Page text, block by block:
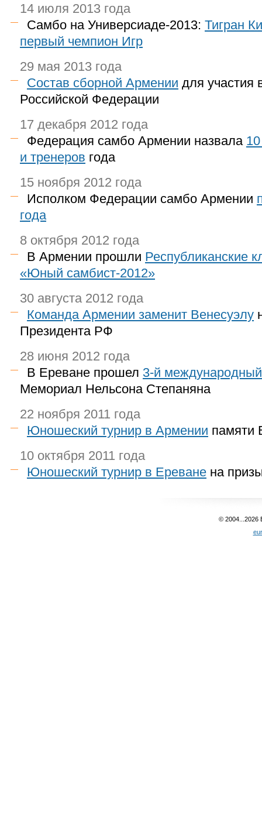
14 июля 2013 года
Самбо на Универсиаде-2013: Тигран
первый чемпион Игр
29 мая 2013 года
Состав сборной Армении для участия
Российской Федерации
17 декабря 2012 года
Федерация самбо Армении назвала
и тренеров года
15 ноября 2012 года
Исполком Федерации самбо Армении
года
8 октября 2012 года
В Армении прошли Республиканские
«Юный самбист-2012»
30 августа 2012 года
Команда Армении заменит Венесуэлу
Президента РФ
28 июня 2012 года
В Ереване прошел 3-й
Мемориал Нельсона Степаняна
22 ноября 2011 года
Юношеский турнир в Армении памяти
10 октября 2011 года
Юношеский турнир в Ереване на
© 2004...2026